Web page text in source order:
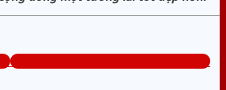
Tổng đài tư vấn miễn phí: 0824.400.400